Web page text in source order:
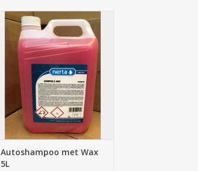
Autoshampoo met Wax
TOEVOEGEN AAN WINKELWAGEN
Autoshampoo met Wax
5L